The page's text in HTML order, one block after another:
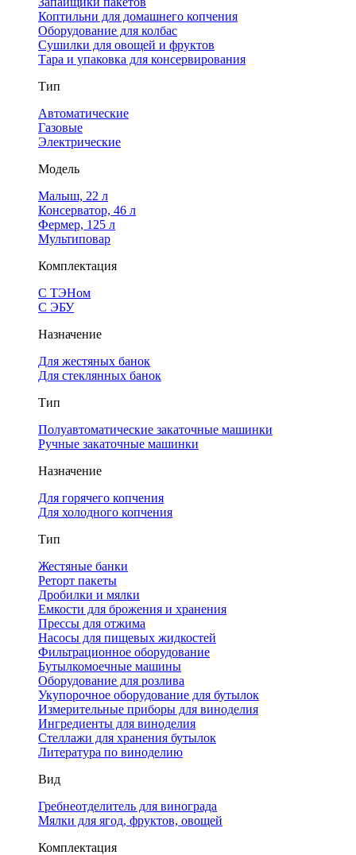
Коптильни для домашнего копчения
Оборудование для колбас
Сушилки для овощей и фруктов
Тара и упаковка для консервирования
Тип
Автоматические
Газовые
Электрические
Модель
Малыш, 22 л
Консерватор, 46 л
Фермер, 125 л
Мультиповар
Комплектация
С ТЭНом
С ЭБУ
Назначение
Для жестяных банок
Для стеклянных банок
Тип
Полуавтоматические закаточные машинки
Ручные закаточные машинки
Назначение
Для горячего копчения
Для холодного копчения
Тип
Жестяные банки
Реторт пакеты
Дробилки и мялки
Емкости для брожения и хранения
Прессы для отжима
Насосы для пищевых жидкостей
Фильтрационное оборудование
Бутылкомоечные машины
Оборудование для розлива
Укупорочное оборудование для бутылок
Измерительные приборы для виноделия
Ингредиенты для виноделия
Стеллажи для хранения бутылок
Литература по виноделию
Вид
Гребнеотделитель для винограда
Мялки для ягод, фруктов, овощей
Комплектация